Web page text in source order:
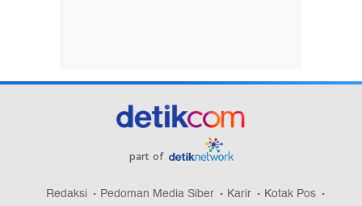
part of
Redaksi Pedoman Media Siber Karir
Kotak Pos